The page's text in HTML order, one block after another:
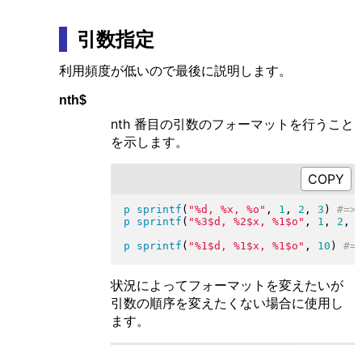
引数指定
利用頻度が低いので最後に説明します。
nth$
nth 番目の引数のフォーマットを行うこと
を示します。
p sprintf ( "%d, %x, %o " , 1 , 2 , 3 )
p
sprintf ( "%3$d, %2$x, %1$o " , 1 , 2 ,
p
sprintf ( "%1$d, %1$x, %1$o " , 10 )
状況によってフォーマットを変えたいが
引数の順序を変えたくない場合に使用し
ます。